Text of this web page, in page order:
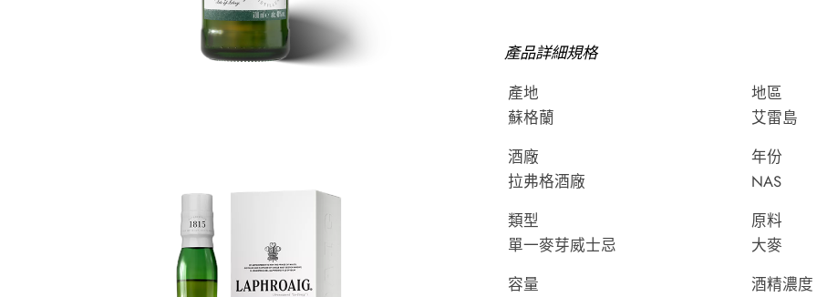
產品詳細規格
產地
蘇格蘭
地區
艾雷島
酒廠
拉弗格酒廠
年份
NAS
類型
單一麥芽威士忌
原料
大麥
容量
酒精濃度